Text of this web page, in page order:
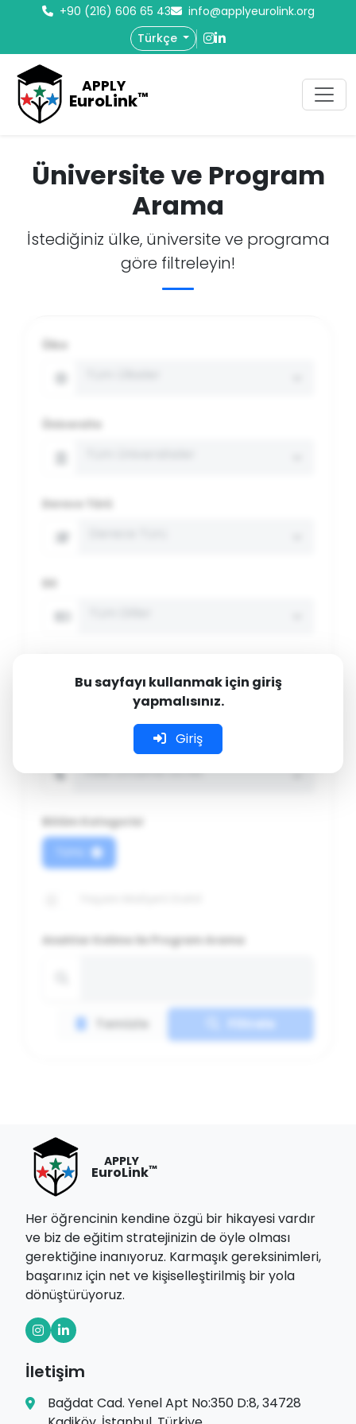
+90 (216) 606 65 43
info@applyeurolink.org
Türkçe
APPLY
EuroLink™
Üniversite ve Program
Arama
İstediğiniz ülke, üniversite ve programa
göre filtreleyin!
Bu sayfayı kullanmak için giriş
yapmalısınız.
Giriş
Ülke
Üniversite
Derece Türü
Tüm Programlar
Yıllık Ortama Ücret
Bölüm Kategorisi
Anahtar Kelime ile Program Arama
Temizle Filtrele
APPLY
EuroLink™
Her öğrencinin kendine özgü bir hikayesi vardır
ve biz de eğitim stratejinizin de öyle olması
gerektiğine inanıyoruz. Karmaşık gereksinimleri,
başarınız için net ve kişiselleştirilmiş bir yola
dönüştürüyoruz.
İletişim
Bağdat Cad. Yenel Apt No:350 D:8, 34728